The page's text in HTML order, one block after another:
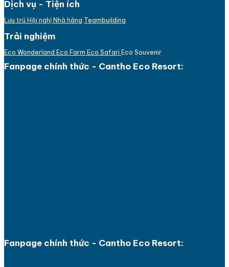
Dịch vụ - Tiện ích
Lưu trú Hội nghị Nhà hàng Teambuilding
Trải nghiệm
Eco Wonderland Eco Farm Eco Safari Eco Souvenir
Fanpage chính thức - Cantho Eco Resort:
Fanpage chính thức - Cantho Eco Resort: